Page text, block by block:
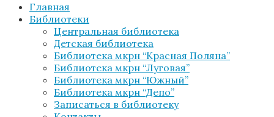
Главная
Библиотеки
Центральная библиотека
Детская библиотека
Библиотека мкрн “Красная Поляна”
Библиотека мкрн “Луговая”
Библиотека мкрн “Южный”
Библиотека мкрн “Депо”
Записаться в библиотеку